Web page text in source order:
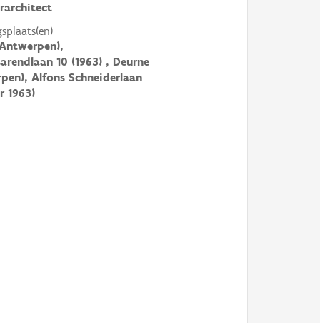
10 (1963) , Deurne
Alfons Schneiderlaan
1963)